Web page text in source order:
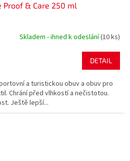
Proof & Care 250 ml
Skladem - ihned k odeslání(10 ks)
DETAIL
a turistickou obuv a obuv pro
Chrání před vlhkostí a nečistotou.
Ještě lepší...